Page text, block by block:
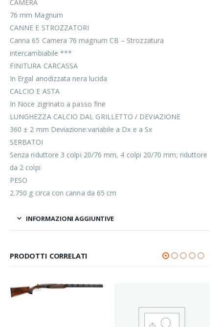
CAMERA
76 mm Magnum
CANNE E STROZZATORI
Canna 65 Camera 76 magnum CB – Strozzatura
intercambiabile ***
FINITURA CARCASSA
In Ergal anodizzata nera lucida
CALCIO E ASTA
In Noce zigrinato a passo fine
LUNGHEZZA CALCIO DAL GRILLETTO / DEVIAZIONE
360 ± 2 mm Deviazione:variabile a Dx e a Sx
SERBATOI
Senza riduttore 3 colpi 20/76 mm, 4 colpi 20/70 mm; riduttore
da 2 colpi
PESO
2.750 g circa con canna da 65 cm
INFORMAZIONI AGGIUNTIVE
PRODOTTI CORRELATI